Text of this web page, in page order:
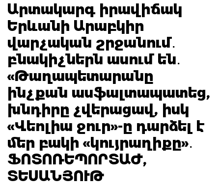
Արտակարգ իրավիճակ
Երևանի Արաբկիր
վարչական շրջանում․
բնակիչներն ասում են․
«Թաղապետարանը
ինչքան ասֆալտապատեց,
խնդիրը չվերացավ, իսկ
«Վեոլիա ջուր»-ը դարձել է
մեր բակի «կույրաղիքը»․
ՖՈՏՈՌԵՊՈՐՏԱԺ,
ՏԵՍԱՆՅՈՒԹ